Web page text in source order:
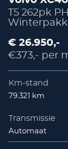
T5 262pk
€ 26.950,-
€373,- per
Km-stand
79.321 km
Transmissie
Automaat